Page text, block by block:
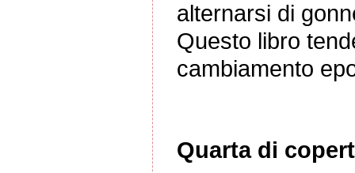
alternarsi di
Questo libro
cambiamento
Quarta di